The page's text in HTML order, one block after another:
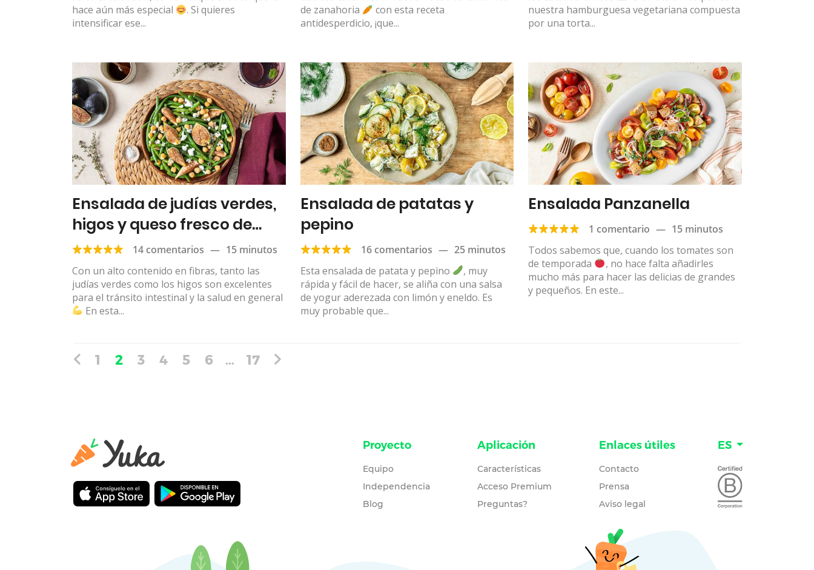
hace aún más especial
. Si quieres
intensificar ese...
de zanahoria
con esta receta
antidesperdicio, ¡que...
nuestra hamburguesa vegetariana compuesta
por una torta...
Ensalada de judías verdes,
higos y queso fresco de
cabra
14 comentarios — 15 minutos
Con un alto contenido en fibras, tanto las
judías verdes como los higos son excelentes
para el tránsito intestinal y la salud en general
En esta...
Ensalada de patatas y
pepino
16 comentarios — 25 minutos
Esta ensalada de patata y pepino
, muy
rápida y fácil de hacer, se aliña con una salsa
de yogur aderezada con limón y eneldo. Es
muy probable que...
Ensalada Panzanella
1 comentario — 15 minutos
Todos sabemos que, cuando los tomates son
de temporada
, no hace falta añadirles
mucho más para hacer las delicias de grandes
y pequeños. En este...
1 2 3 4 5 6 … 17
Proyecto
Equipo
Independencia
Blog
Aplicación
Características
Acceso Premium
Preguntas?
Enlaces útiles
Contacto
Prensa
Aviso legal
ES